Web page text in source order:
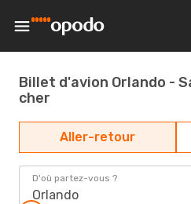
Billet d'avion Orlando -
cher
Aller-retour
D'où partez-vous ?
Orlando